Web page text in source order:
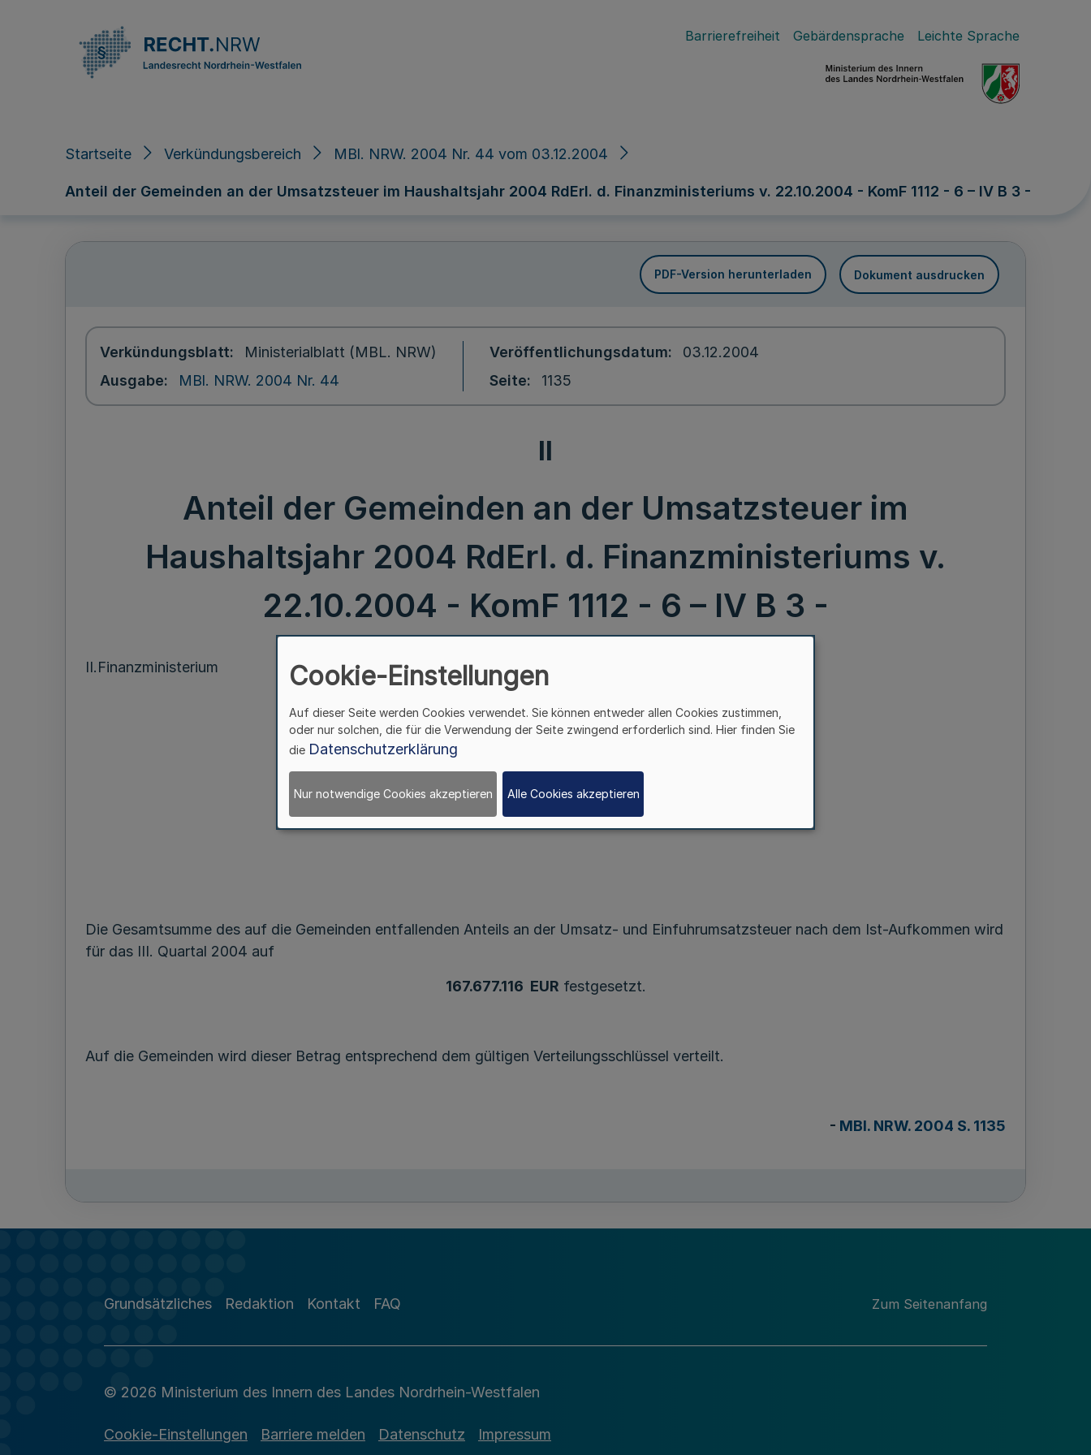
Barrierefreiheit Gebärdensprache Leichte Sprache
Startseite Verkündungsbereich MBl. NRW. 2004 Nr. 44 vom 03.12.2004
Anteil der Gemeinden an der Umsatzsteuer im Haushaltsjahr 2004 RdErl. d. Finanzministeriums v. 22.10.2004 - KomF 1112 - 6 – IV B 3 -
PDF-Version herunterladen Dokument ausdrucken
Verkündungsblatt
Ministerialblatt (MBL. NRW)
Ausgabe
MBl. NRW. 2004 Nr. 44
Veröffentlichungsdatum
03.12.2004
Seite
1135
II
Anteil der Gemeinden an der Umsatzsteuer im
Haushaltsjahr 2004 RdErl. d. Finanzministeriums v.
22.10.2004 - KomF 1112 - 6 – IV B 3 -
II.Finanzministerium
Anteil der Gemeinden an der Umsatzsteuer
RdErl. d. Finanzministeriums v. 22.10.2004
- KomF 1112 - 6 – IV B 3 -
Die Gesamtsumme des auf die Gemeinden entfallenden Anteils an der Umsatz- und Einfuhrumsatzsteuer nach dem Ist-Aufkommen wird
für das III. Quartal 2004 auf
167.677.116 EUR festgesetzt.
Auf die Gemeinden wird dieser Betrag entsprechend dem gültigen Verteilungsschlüssel verteilt.
- MBl. NRW. 2004 S. 1135
Grundsätzliches Redaktion Kontakt FAQ Zum Seitenanfang
© 2026 Ministerium des Innern des Landes Nordrhein-Westfalen
Cookie-Einstellungen Barriere melden Datenschutz Impressum
Cookie-Einstellungen
Auf dieser Seite werden Cookies verwendet. Sie können entweder allen Cookies zustimmen,
oder nur solchen, die für die Verwendung der Seite zwingend erforderlich sind. Hier finden Sie
die Datenschutzerklärung
Nur notwendige Cookies akzeptieren Alle Cookies akzeptieren